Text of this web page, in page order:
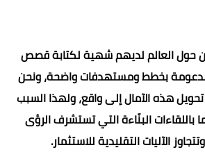
حول العالم لديهم شهية لكتابة قصص
بخطط ومستهدفات واضحة، ونحن
هذه الآمال إلى واقع، ولهذا السبب
باللقاءات البنّاءة التي تستشرف الرؤى
الآليات التقليدية للاستثمار.